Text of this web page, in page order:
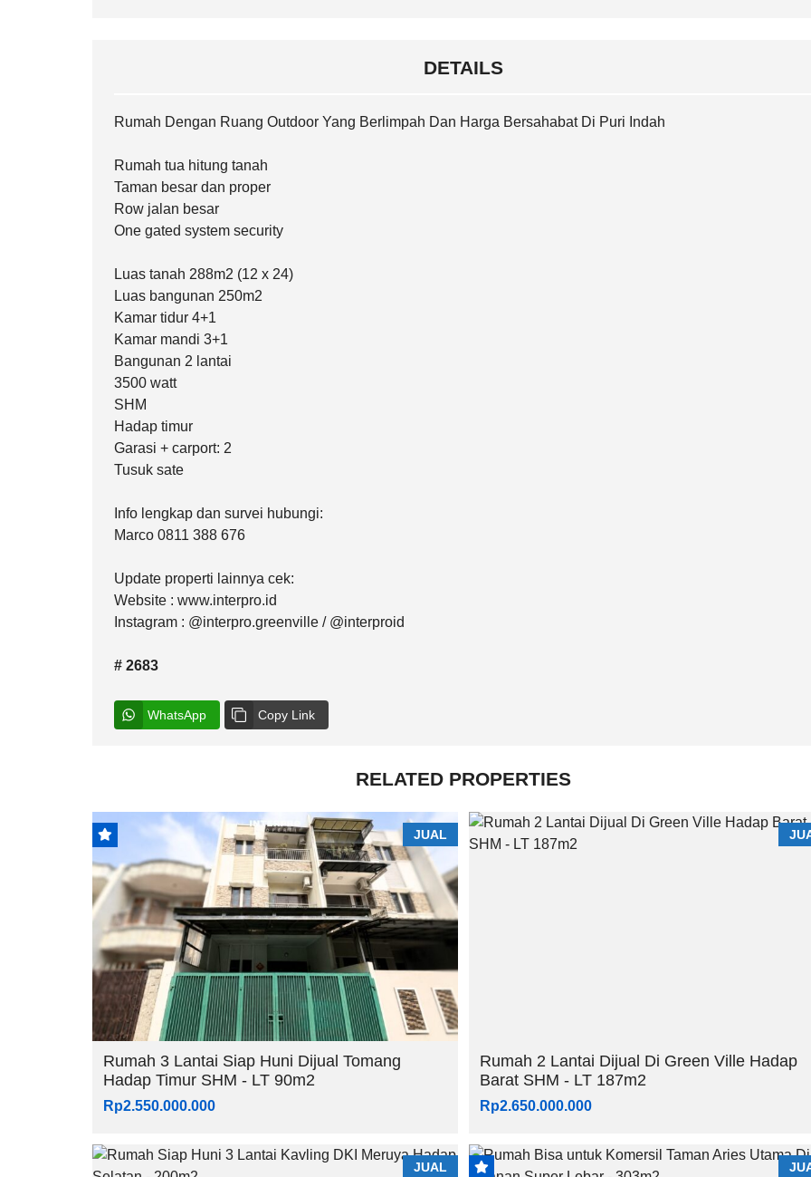
DETAILS
Rumah Dengan Ruang Outdoor Yang Berlimpah Dan Harga Bersahabat Di Puri Indah
Rumah tua hitung tanah
Taman besar dan proper
Row jalan besar
One gated system security
Luas tanah 288m2 (12 x 24)
Luas bangunan 250m2
Kamar tidur 4+1
Kamar mandi 3+1
Bangunan 2 lantai
3500 watt
SHM
Hadap timur
Garasi + carport: 2
Tusuk sate
Info lengkap dan survei hubungi:
Marco 0811 388 676
Update properti lainnya cek:
Website : www.interpro.id
Instagram : @interpro.greenville / @interproid
# 2683
WhatsApp Copy Link
RELATED PROPERTIES
JUAL
Rumah 3 Lantai Siap Huni Dijual Tomang
Hadap Timur SHM - LT 90m2
Rp2.550.000.000
Rumah 2 Lantai Dijual Di Green Ville Hadap
Barat SHM - LT 187m2
Rp2.650.000.000
JUAL